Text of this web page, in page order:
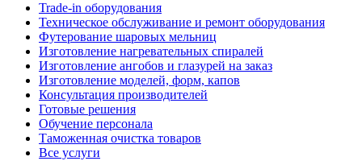
Trade-in оборудования
Техническое обслуживание и ремонт оборудования
Футерование шаровых мельниц
Изготовление нагревательных спиралей
Изготовление ангобов и глазурей на заказ
Изготовление моделей, форм, капов
Консультация производителей
Готовые решения
Обучение персонала
Таможенная очистка товаров
Все услуги